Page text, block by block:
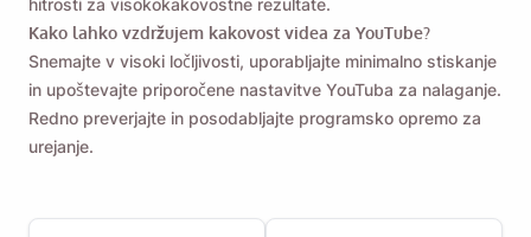
hitrosti za visokokakovostne rezultate.
Kako lahko vzdržujem kakovost videa za YouTube?
Snemajte v visoki ločljivosti, uporabljajte minimalno stiskanje
in upoštevajte priporočene nastavitve YouTuba za nalaganje.
Redno preverjajte in posodabljajte programsko opremo za
urejanje.